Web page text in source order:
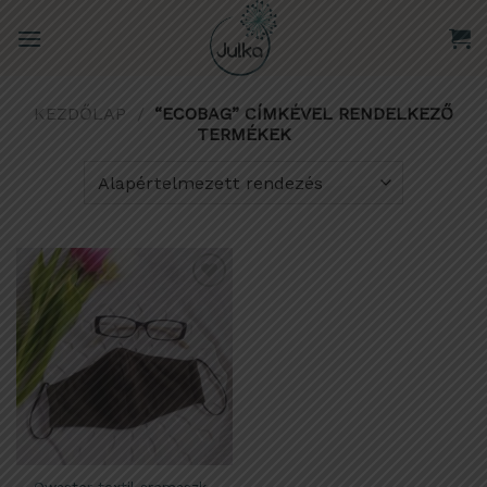
KEZDŐLAP / “ECOBAG” CÍMKÉVEL RENDELKEZŐ
TERMÉKEK
adom